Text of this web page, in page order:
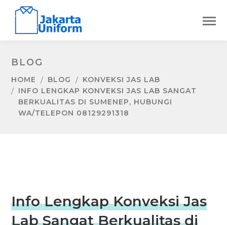
BLOG
HOME BLOG
KONVEKSI JAS LAB
INFO LENGKAP KONVEKSI JAS LAB SANGAT
BERKUALITAS DI SUMENEP, HUBUNGI
WA/TELEPON 08129291318
Info Lengkap Konveksi Jas
Lab Sangat Berkualitas di